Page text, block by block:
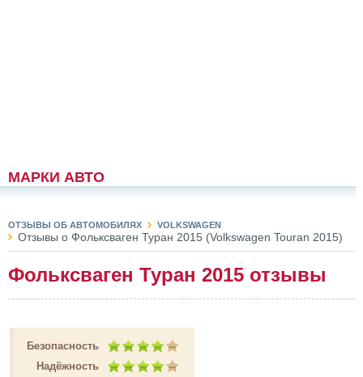
МАРКИ АВТО
ОТЗЫВЫ ОБ АВТОМОБИЛЯХ VOLKSWAGEN
Отзывы о Фольксваген Туран 2015 (Volkswagen Touran 2015)
Фольксваген Туран 2015 отзывы
Безопасность
Надёжность